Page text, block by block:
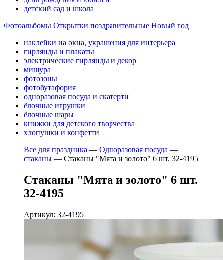
детский сад и школа
Фотоальбомы Открытки поздравительные Новый год
наклейки на окна, украшения для интерьера
гирлянды и плакаты
электрические гирлянды и декор
мишура
фотозоны
фотобутафория
одноразовая посуда и скатерти
ёлочные игрушки
ёлочные шары
книжки для детского творчества
хлопушки и конфетти
Все для праздника — Одноразовая посуда —
стаканы — Стаканы "Мята и золото" 6 шт. 32-4195
Стаканы "Мята и золото" 6 шт.
32-4195
Артикул: 32-4195